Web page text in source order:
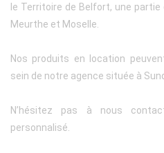
le Territoire de Belfort, une
Meurthe et Moselle.
Nos produits en location
sein de notre agence située à
N’hésitez pas à nous
personnalisé.